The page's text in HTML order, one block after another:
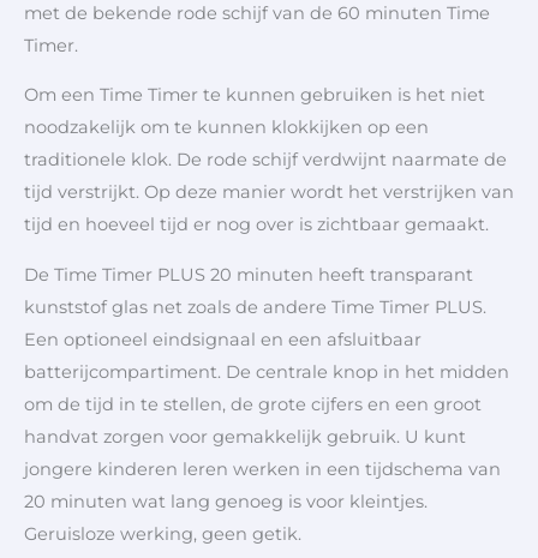
met de bekende rode schijf van de 60 minuten Time
Timer.
Om een Time Timer te kunnen gebruiken is het niet
noodzakelijk om te kunnen klokkijken op een
traditionele klok. De rode schijf verdwijnt naarmate de
tijd verstrijkt. Op deze manier wordt het verstrijken van
tijd en hoeveel tijd er nog over is zichtbaar gemaakt.
De Time Timer PLUS 20 minuten heeft transparant
kunststof glas net zoals de andere Time Timer PLUS.
Een optioneel eindsignaal en een afsluitbaar
batterijcompartiment. De centrale knop in het midden
om de tijd in te stellen, de grote cijfers en een groot
handvat zorgen voor gemakkelijk gebruik. U kunt
jongere kinderen leren werken in een tijdschema van
20 minuten wat lang genoeg is voor kleintjes.
Geruisloze werking, geen getik.